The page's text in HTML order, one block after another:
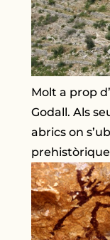
Molt a prop
Godall. Als
abrics on